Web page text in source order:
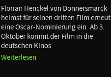
Florian Henckel von Donnersmarck
heimst für seinen dritten Film erneut
eine Oscar-Nominierung ein. Ab 3.
Oktober kommt der Film in die
deutschen Kinos
Weiterlesen